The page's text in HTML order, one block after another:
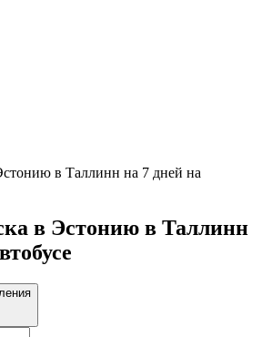
в Эстонию в Таллинн